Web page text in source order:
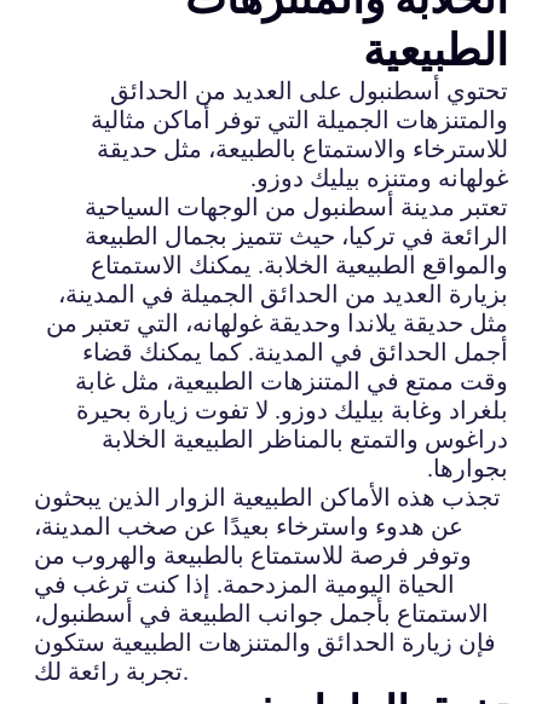
الطبيعية
تحتوي أسطنبول على العديد من الحدائق
والمتنزهات الجميلة التي توفر أماكن مثالية
للاسترخاء والاستمتاع بالطبيعة، مثل حديقة
غولهانه ومتنزه بيليك دوزو.
تعتبر مدينة أسطنبول من الوجهات السياحية
الرائعة في تركيا، حيث تتميز بجمال الطبيعة
والمواقع الطبيعية الخلابة. يمكنك الاستمتاع
بزيارة العديد من الحدائق الجميلة في المدينة،
مثل حديقة يلاندا وحديقة غولهانه، التي تعتبر من
أجمل الحدائق في المدينة. كما يمكنك قضاء
وقت ممتع في المتنزهات الطبيعية، مثل غابة
بلغراد وغابة بيليك دوزو. لا تفوت زيارة بحيرة
دراغوس والتمتع بالمناظر الطبيعية الخلابة
بجوارها.
تجذب هذه الأماكن الطبيعية الزوار الذين يبحثون
عن هدوء واسترخاء بعيدًا عن صخب المدينة،
وتوفر فرصة للاستمتاع بالطبيعة والهروب من
الحياة اليومية المزدحمة. إذا كنت ترغب في
الاستمتاع بأجمل جوانب الطبيعة في أسطنبول،
فإن زيارة الحدائق والمتنزهات الطبيعية ستكون
تجربة رائعة لك.